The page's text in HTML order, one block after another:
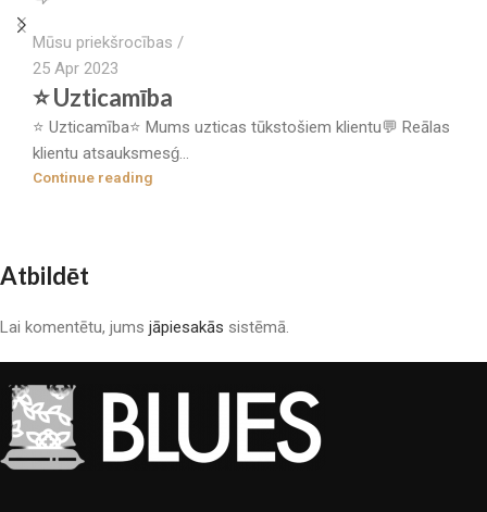
Mūsu priekšrocības
25 Apr 2023
⭐ Uzticamība
⭐ Uzticamība⭐ Mums uzticas tūkstošiem klientu💬 Reālas
klientu atsauksmesǵ...
Continue reading
Atbildēt
Lai komentētu, jums jāpiesakās sistēmā.